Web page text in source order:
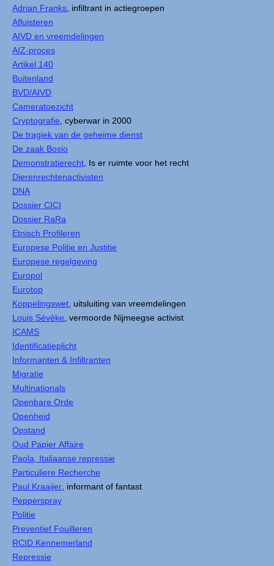
Adrian Franks , infiltrant in actiegroepen
Afluisteren
AIVD en vreemdelingen
AIZ-proces
Artikel 140
Buitenland
BVD/AIVD
Cameratoezicht
Cryptografie , cyberwar in 2000
De tragiek van de geheime dienst
De zaak Bosio
Demonstratierecht , Is er ruimte voor het recht
Dierenrechtenactivisten
DNA
Dossier CICI
Dossier RaRa
Etnisch Profileren
Europese Politie en Justitie
Europese regelgeving
Europol
Eurotop
Koppelingswet , uitsluiting van vreemdelingen
Louis Sévèke , vermoorde Nijmeegse activist
ICAMS
Identificatieplicht
Informanten & Infiltranten
Migratie
Multinationals
Openbare Orde
Openheid
Opstand
Oud Papier Affaire
Paola, Italiaanse repressie
Particuliere Recherche
Paul Kraaijer , informant of fantast
Pepperspray
Politie
Preventief Fouilleren
RCID Kennemerland
Repressie